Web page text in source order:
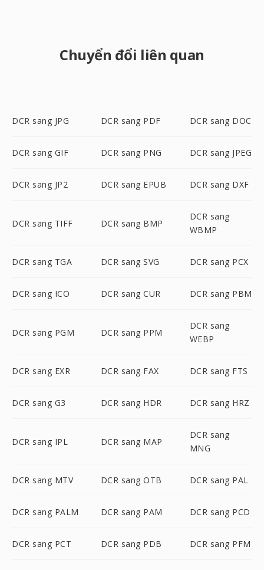
Chuyển đổi liên quan
DCR sang JPG DCR sang PDF DCR sang DOC
DCR sang GIF DCR sang PNG DCR sang JPEG
DCR sang JP2 DCR sang EPUB DCR sang DXF
DCR sang TIFF DCR sang BMP
DCR sang
WBMP
DCR sang TGA DCR sang SVG DCR sang PCX
DCR sang ICO DCR sang CUR DCR sang PBM
DCR sang PGM DCR sang PPM
DCR sang
WEBP
DCR sang EXR DCR sang FAX DCR sang FTS
DCR sang G3 DCR sang HDR DCR sang HRZ
DCR sang IPL DCR sang MAP
DCR sang
MNG
DCR sang MTV DCR sang OTB DCR sang PAL
DCR sang PALM DCR sang PAM DCR sang PCD
DCR sang PCT DCR sang PDB DCR sang PFM